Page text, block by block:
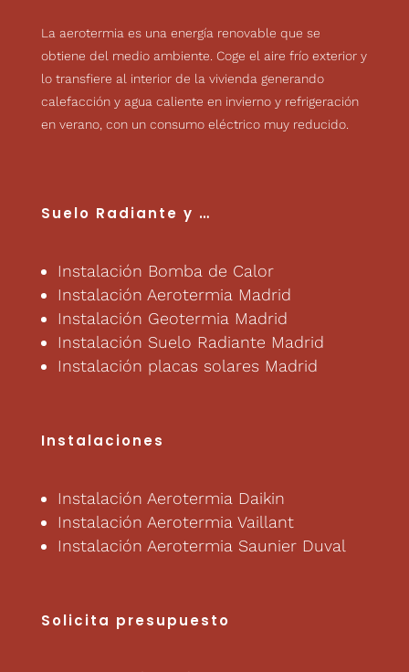
La aerotermia es una energía renovable que se
obtiene del medio ambiente. Coge el aire frío exterior y
lo transfiere al interior de la vivienda generando
calefacción y agua caliente en invierno y refrigeración
en verano, con un consumo eléctrico muy reducido.
Suelo Radiante y …
Instalación Bomba de Calor
Instalación Aerotermia Madrid
Instalación Geotermia Madrid
Instalación Suelo Radiante Madrid
Instalación placas solares Madrid
Instalaciones
Instalación Aerotermia Daikin
Instalación Aerotermia Vaillant
Instalación Aerotermia Saunier Duval
Solicita presupuesto